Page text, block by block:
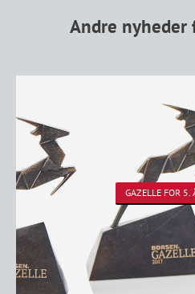
Andre nyheder
GAZELLE FOR 5.